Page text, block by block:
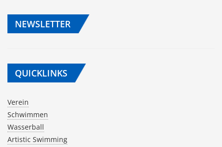
NEWSLETTER
QUICKLINKS
Verein
Schwimmen
Wasserball
Artistic Swimming